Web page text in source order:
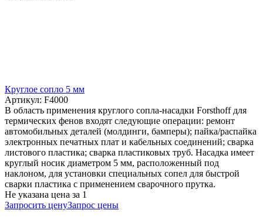
Круглое сопло 5 мм
Артикул: F4000
В область применения круглого сопла-насадки Forsthoff для
термических фенов входят следующие операции: ремонт
автомобильных деталей (молдинги, бамперы); пайка/распайка
электронных печатных плат и кабельных соединений; сварка
листового пластика; сварка пластиковых труб. Насадка имеет
круглый носик диаметром 5 мм, расположенный под
наклоном, для установки специальных сопел для быстрой
сварки пластика с применением сварочного прутка.
Не указана цена за 1
Запросить ценуЗапрос цены